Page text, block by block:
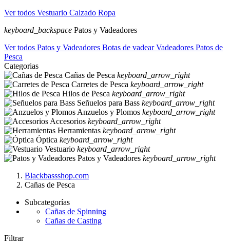
Ver todos Vestuario Calzado Ropa
keyboard_backspace Patos y Vadeadores
Ver todos Patos y Vadeadores Botas de vadearVadeadores Patos de
Pesca
Categorias
Cañas de Pesca keyboard_arrow_right
Carretes de Pesca keyboard_arrow_right
Hilos de Pesca keyboard_arrow_right
Señuelos para Bass keyboard_arrow_right
Anzuelos y Plomos keyboard_arrow_right
Accesorios keyboard_arrow_right
Herramientas keyboard_arrow_right
Óptica keyboard_arrow_right
Vestuario keyboard_arrow_right
Patos y Vadeadores keyboard_arrow_right
Blackbassshop.com
Cañas de Pesca
Subcategorías
Cañas de Spinning
Cañas de Casting
Filtrar